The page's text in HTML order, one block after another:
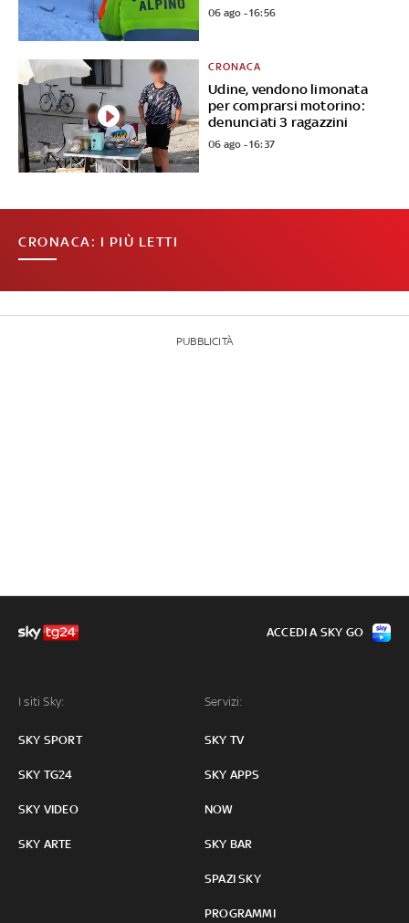
06 ago - 16:56
Udine, vendono limonata
per comprarsi motorino:
denunciati 3 ragazzini
CRONACA
06 ago - 16:37
CRONACA: I PIÙ LETTI
PUBBLICITÀ
I siti Sky:
SKY SPORT
SKY TG24
SKY VIDEO
SKY ARTE
Servizi:
SKY TV
SKY APPS
NOW
SKY BAR
SPAZI SKY
PROGRAMMI
ACCEDI A SKY GO